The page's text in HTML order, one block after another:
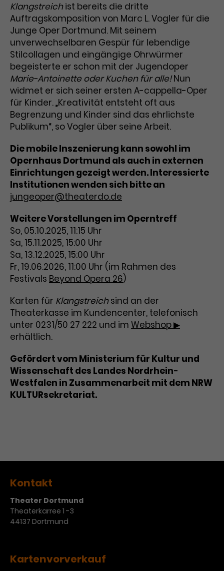
anonymisierter Form die Anzahl
der Besuche, die Quelle, aus der sie
stammen, und die besuchten
Seiten.
Name _gat_UA-63561367-1
Anbieter Google Analytics
Laufzeit 1 Minute
Zweck
Das ist ein von Google Analytics
gesetztes Cookie. Bestimmte
Daten werden nur maximal einmal
pro Minute an Google Analytics
gesendet. Solange es gesetzt ist,
Datenübertragungen
unterbunden.
Conversions zu Google Ads-
Kampagnen.
Name _gcl_dc
Anbieter Google / DoubleClick
Laufzeit 3 Monate
Zweck
Dieses Cookie wird verwendet, um
Nutzerinteraktionen mit
Werbeanzeigen zu messen und
Remarketing-Funktionen
bereitzustellen.
Name IDE
Anbieter Google / DoubleClick
Laufzeit 1 Jahr
Zweck
personalisierter Werbung und
misst die Wirksamkeit von
Werbekampagnen über
verschiedene Websites hinweg.
Klangstreichist bereits die dritte
Auftragskomposition von Marc L. Vogler für die
Junge Oper Dortmund. Mit seinem
unverwechselbaren Gespür für lebendige
Stilcollagen und eingängige Ohrwürmer
begeisterte er schon mit der Jugendoper
Marie-Antoinette oder Kuchen für alle!Nun
widmet er sich seiner ersten A-cappella-Oper
für Kinder. „Kreativität entsteht oft aus
Begrenzung und Kinder sind das ehrlichste
Publikum“, so Vogler über seine Arbeit.
Die mobile Inszenierung kann sowohl im
Opernhaus Dortmund als auch in externen
Einrichtungen gezeigt werden. Interessierte
Institutionen wenden sich bitte an
jungeoper@theaterdo.de
Weitere Vorstellungen im Operntreff
So, 05.10.2025, 11:15 Uhr
Sa, 15.11.2025, 15:00 Uhr
Sa, 13.12.2025, 15:00 Uhr
Fr, 19.06.2026, 11:00 Uhr (im Rahmen des
Festivals Beyond Opera 26)
Karten für Klangstreichsind an der
Theaterkasse im Kundencenter, telefonisch
unter 0231/50 27 222 und im Webshop ▶
erhältlich.
Gefördert vom Ministerium für Kultur und
Wissenschaft des Landes Nordrhein-
Westfalen in Zusammenarbeit mit dem NRW
KULTURsekretariat.
Kontakt
Theater Dortmund
Theaterkarree 1 -3
44137 Dortmund
Kartenvorverkauf